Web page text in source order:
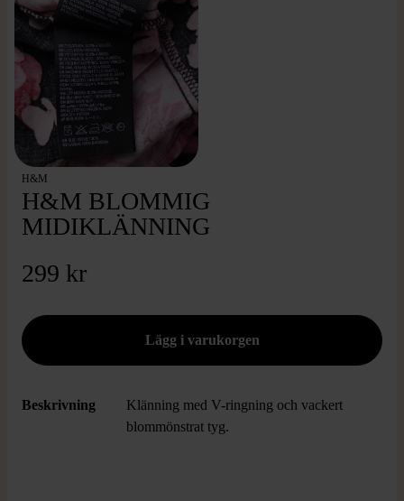
H&M
H&M BLOMMIG
MIDIKLÄNNING
299 kr
Beskrivning
Klänning med V-ringning och vackert
blommönstrat tyg.